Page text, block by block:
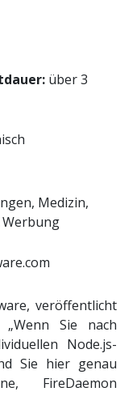
über 3
Medizin,
veröffentlicht
„Wenn Sie nach
Node.js-
Sie hier genau
FireDaemon